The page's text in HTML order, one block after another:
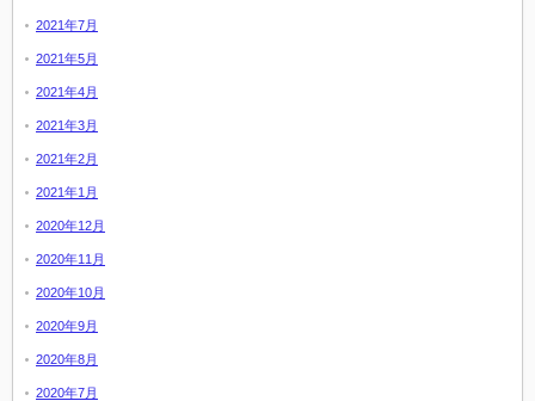
2021年7月
2021年5月
2021年4月
2021年3月
2021年2月
2021年1月
2020年12月
2020年11月
2020年10月
2020年9月
2020年8月
2020年7月